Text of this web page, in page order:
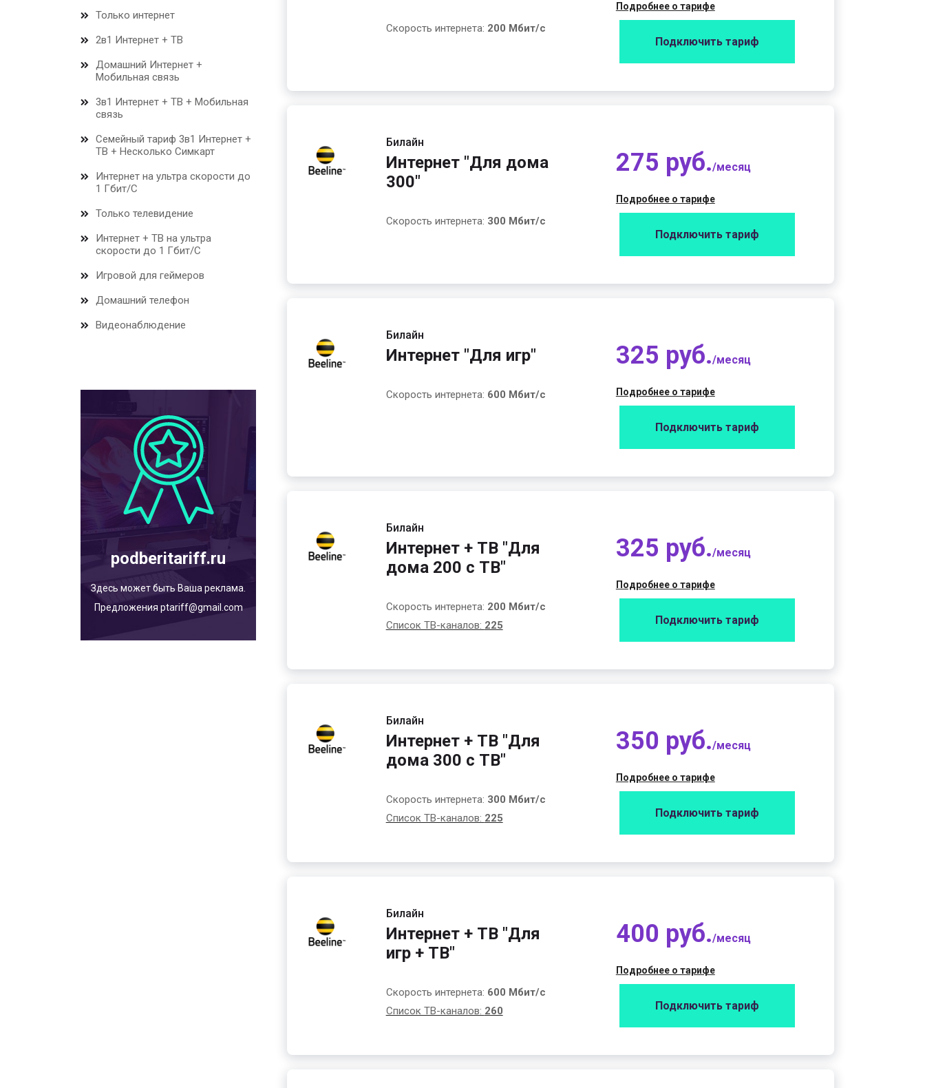
Только интернет
2в1 Интернет + ТВ
Домашний Интернет +
Мобильная связь
3в1 Интернет + ТВ + Мобильная
связь
Семейный тариф 3в1 Интернет +
ТВ + Несколько Симкарт
Интернет на ультра скорости до
1 Гбит/С
Только телевидение
Интернет + ТВ на ультра
скорости до 1 Гбит/С
Игровой для геймеров
Домашний телефон
Видеонаблюдение
podberitariff.ru
Здесь может быть Ваша реклама.
Предложения ptariff@gmail.com
Скорость интернета: 200 Мбит/с
Подробнее о тарифе
Подключить тариф
Билайн
Интернет "Для дома
300"
Скорость интернета: 300 Мбит/с
275 руб./месяц
Подробнее о тарифе
Подключить тариф
Билайн
Интернет "Для игр"
Скорость интернета: 600 Мбит/с
325 руб./месяц
Подробнее о тарифе
Подключить тариф
Билайн
Интернет + ТВ "Для
дома 200 с ТВ"
Скорость интернета: 200 Мбит/с
Список ТВ-каналов: 225
325 руб./месяц
Подробнее о тарифе
Подключить тариф
Билайн
Интернет + ТВ "Для
дома 300 с ТВ"
Скорость интернета: 300 Мбит/с
Список ТВ-каналов: 225
350 руб./месяц
Подробнее о тарифе
Подключить тариф
Билайн
Интернет + ТВ "Для
игр + ТВ"
Скорость интернета: 600 Мбит/с
Список ТВ-каналов: 260
400 руб./месяц
Подробнее о тарифе
Подключить тариф